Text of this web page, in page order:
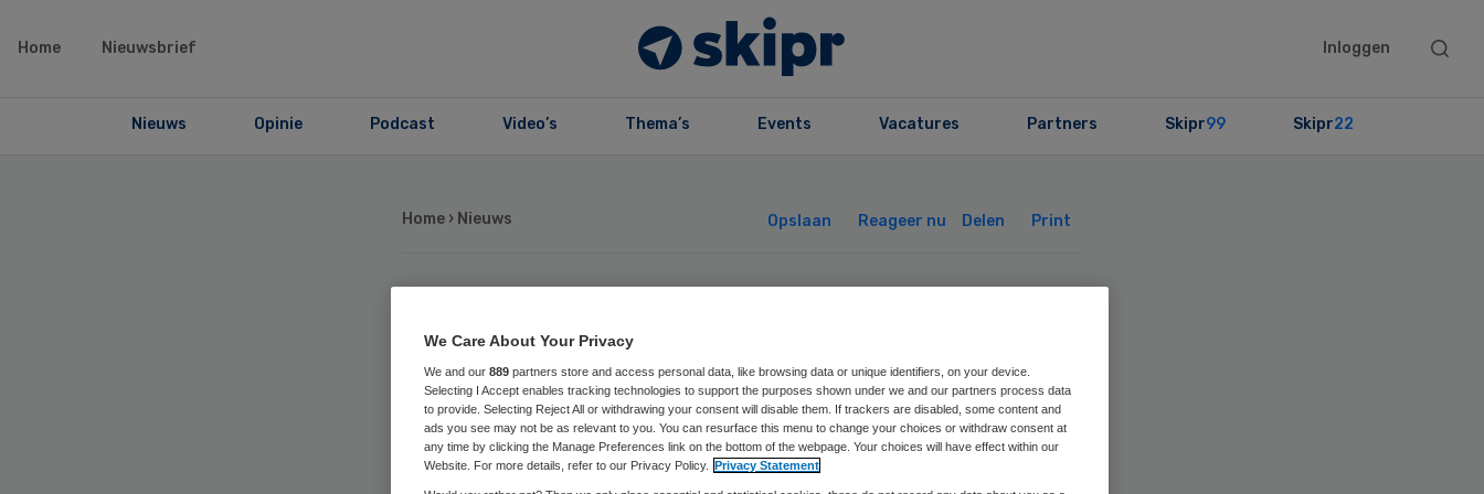
Home Nieuwsbrief Inloggen
Search
Nieuws Opinie Podcast Video’s Thema’s Events Vacatures Partners Skipr99 Skipr22
Home › Nieuws Opslaan Reageer nu Delen Print
Koepelorganisatie
zorgboeren pleit voor
transparantie
We Care About Your Privacy
We and our 889 partners store and access personal data, like browsing data or unique identifiers, on your device.
Selecting I Accept enables tracking technologies to support the purposes shown under we and our partners process data
to provide. Selecting Reject All or withdrawing your consent will disable them. If trackers are disabled, some content and
ads you see may not be as relevant to you. You can resurface this menu to change your choices or withdraw consent at
any time by clicking the Manage Preferences link on the bottom of the webpage. Your choices will have effect within our
Website. For more details, refer to our Privacy Policy. Privacy Statement